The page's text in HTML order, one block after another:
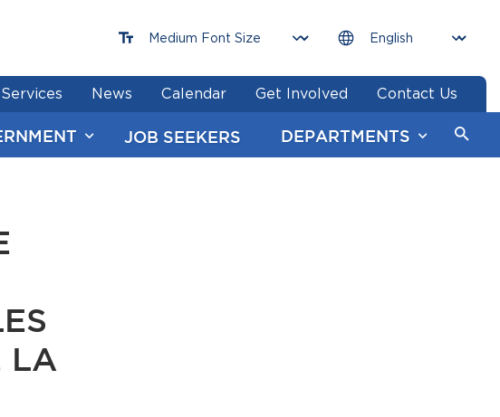
JOB SEEKERS DEPARTMENTS
Services News Calendar Get Involved Contact Us
LA